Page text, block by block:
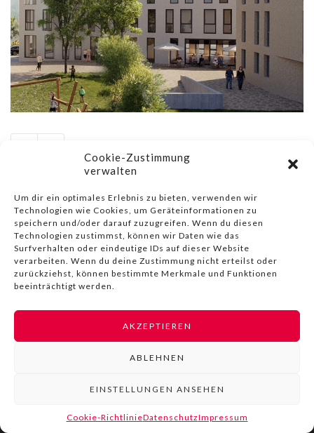
Cookie-Zustimmung
verwalten
Um dir ein optimales Erlebnis zu bieten, verwenden wir
Technologien wie Cookies, um Geräteinformationen zu
speichern und/oder darauf zuzugreifen. Wenn du diesen
Technologien zustimmst, können wir Daten wie das
Surfverhalten oder eindeutige IDs auf dieser Website
verarbeiten. Wenn du deine Zustimmung nicht erteilst oder
zurückziehst, können bestimmte Merkmale und Funktionen
beeinträchtigt werden.
AKZEPTIEREN
ABLEHNEN
EINSTELLUNGEN ANSEHEN
Cookie-RichtlinieDatenschutzImpressum
© COPYRIGHT BY LIVINN | IMPRESSUM |DATENSCHUTZ
NUTZUNGSBEDINGUNGEN